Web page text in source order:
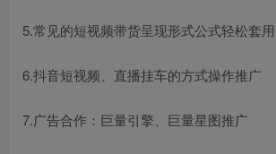
5.常见的短视频带货呈现形式公式轻松套用
6.抖音短视频、直播挂车的方式操作推广
7.广告合作：巨量引擎、巨量星图推广